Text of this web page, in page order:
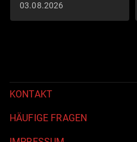
03.08.2026
KONTAKT
HÄUFIGE FRAGEN